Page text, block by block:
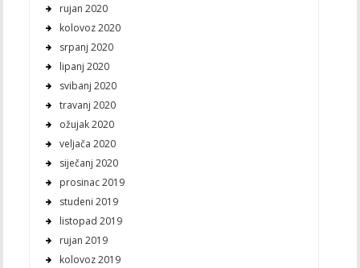
rujan 2020
kolovoz 2020
srpanj 2020
lipanj 2020
svibanj 2020
travanj 2020
ožujak 2020
veljača 2020
siječanj 2020
prosinac 2019
studeni 2019
listopad 2019
rujan 2019
kolovoz 2019